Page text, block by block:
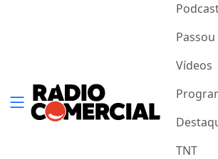
Passou
Vídeos
TNT